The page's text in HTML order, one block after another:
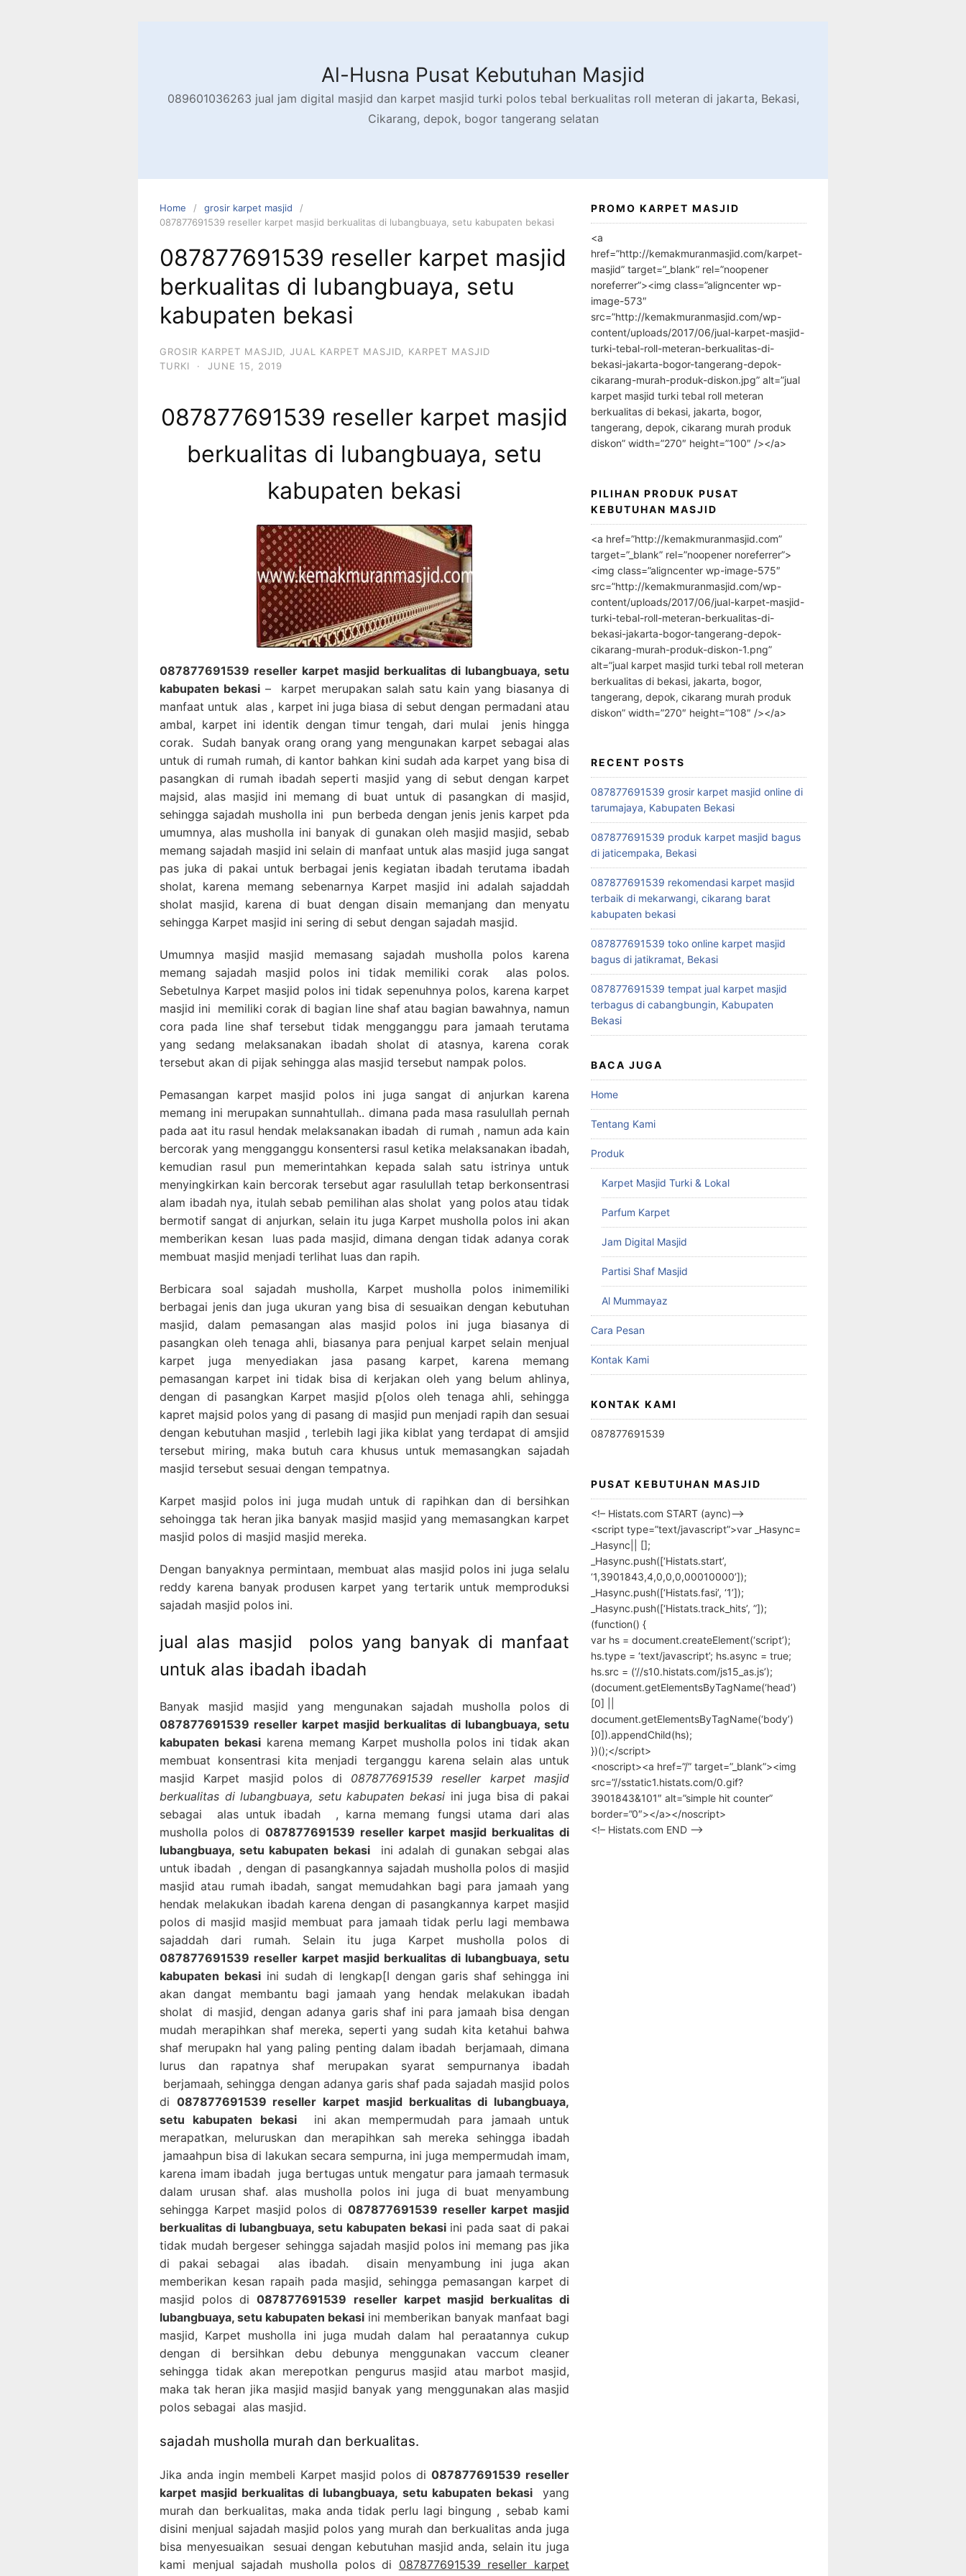
Al-Husna Pusat Kebutuhan Masjid
089601036263 jual jam digital masjid dan karpet masjid turki polos tebal berkualitas roll meteran di jakarta, Bekasi,
Cikarang, depok, bogor tangerang selatan
Home
grosir karpet masjid
087877691539 reseller karpet masjid berkualitas di lubangbuaya, setu kabupaten bekasi
087877691539 reseller karpet masjid
berkualitas di lubangbuaya, setu
kabupaten bekasi
GROSIR KARPET MASJID JUAL KARPET MASJID
KARPET MASJID
TURKI
· JUNE 15, 2019
087877691539 reseller karpet masjid
berkualitas di lubangbuaya, setu
kabupaten bekasi
087877691539 reseller karpet masjid berkualitas di lubangbuaya, setu
kabupaten bekasi– karpet merupakan salah satu kain yang biasanya di
manfaat untuk alas , karpet ini juga biasa di sebut dengan permadani atau
ambal, karpet ini identik dengan timur tengah, dari mulai jenis hingga
corak. Sudah banyak orang orang yang mengunakan karpet sebagai alas
untuk di rumah rumah, di kantor bahkan kini sudah ada karpet yang bisa di
pasangkan di rumah ibadah seperti masjid yang di sebut dengan karpet
majsid, alas masjid ini memang di buat untuk di pasangkan di masjid,
sehingga sajadah musholla ini pun berbeda dengan jenis jenis karpet pda
umumnya, alas musholla ini banyak di gunakan oleh masjid masjid, sebab
memang sajadah masjid ini selain di manfaat untuk alas masjid juga sangat
pas juka di pakai untuk berbagai jenis kegiatan ibadah terutama ibadah
sholat, karena memang sebenarnya Karpet masjid ini adalah sajaddah
sholat masjid, karena di buat dengan disain memanjang dan menyatu
sehingga Karpet masjid ini sering di sebut dengan sajadah masjid.
Umumnya masjid masjid memasang sajadah musholla polos karena
memang sajadah masjid polos ini tidak memiliki corak alas polos.
Sebetulnya Karpet masjid polos ini tidak sepenuhnya polos, karena karpet
masjid ini memiliki corak di bagian line shaf atau bagian bawahnya, namun
cora pada line shaf tersebut tidak mengganggu para jamaah terutama
yang sedang melaksanakan ibadah sholat di atasnya, karena corak
tersebut akan di pijak sehingga alas masjid tersebut nampak polos.
Pemasangan karpet masjid polos ini juga sangat di anjurkan karena
memang ini merupakan sunnahtullah.. dimana pada masa rasulullah pernah
pada aat itu rasul hendak melaksanakan ibadah di rumah , namun ada kain
bercorak yang mengganggu konsentersi rasul ketika melaksanakan ibadah,
kemudian rasul pun memerintahkan kepada salah satu istrinya untuk
menyingkirkan kain bercorak tersebut agar rasulullah tetap berkonsentrasi
alam ibadah nya, itulah sebab pemilihan alas sholat yang polos atau tidak
bermotif sangat di anjurkan, selain itu juga Karpet musholla polos ini akan
memberikan kesan luas pada masjid, dimana dengan tidak adanya corak
membuat masjid menjadi terlihat luas dan rapih.
Berbicara soal sajadah musholla, Karpet musholla polos inimemiliki
berbagai jenis dan juga ukuran yang bisa di sesuaikan dengan kebutuhan
masjid, dalam pemasangan alas masjid polos ini juga biasanya di
pasangkan oleh tenaga ahli, biasanya para penjual karpet selain menjual
karpet juga menyediakan jasa pasang karpet, karena memang
pemasangan karpet ini tidak bisa di kerjakan oleh yang belum ahlinya,
dengan di pasangkan Karpet masjid p[olos oleh tenaga ahli, sehingga
kapret majsid polos yang di pasang di masjid pun menjadi rapih dan sesuai
dengan kebutuhan masjid , terlebih lagi jika kiblat yang terdapat di amsjid
tersebut miring, maka butuh cara khusus untuk memasangkan sajadah
masjid tersebut sesuai dengan tempatnya.
Karpet masjid polos ini juga mudah untuk di rapihkan dan di bersihkan
sehoingga tak heran jika banyak masjid masjid yang memasangkan karpet
masjid polos di masjid masjid mereka.
Dengan banyaknya permintaan, membuat alas masjid polos ini juga selalu
reddy karena banyak produsen karpet yang tertarik untuk memproduksi
sajadah masjid polos ini.
jual alas masjid polos yang banyak di manfaat
untuk alas ibadah ibadah
Banyak masjid masjid yang mengunakan sajadah musholla polos di
087877691539 reseller karpet masjid berkualitas di lubangbuaya, setu
kabupaten bekasikarena memang Karpet musholla polos ini tidak akan
membuat konsentrasi kita menjadi terganggu karena selain alas untuk
masjid Karpet masjid polos di 087877691539 reseller karpet masjid
berkualitas di lubangbuaya, setu kabupaten bekasi ini juga bisa di pakai
sebagai alas untuk ibadah , karna memang fungsi utama dari alas
musholla polos di 087877691539 reseller karpet masjid berkualitas di
lubangbuaya, setu kabupaten bekasiini adalah di gunakan sebgai alas
untuk ibadah , dengan di pasangkannya sajadah musholla polos di masjid
masjid atau rumah ibadah, sangat memudahkan bagi para jamaah yang
hendak melakukan ibadah karena dengan di pasangkannya karpet masjid
polos di masjid masjid membuat para jamaah tidak perlu lagi membawa
sajaddah dari rumah. Selain itu juga Karpet musholla polos di
087877691539 reseller karpet masjid berkualitas di lubangbuaya, setu
kabupaten bekasi ini sudah di lengkap[I dengan garis shaf sehingga ini
akan dangat membantu bagi jamaah yang hendak melakukan ibadah
sholat di masjid, dengan adanya garis shaf ini para jamaah bisa dengan
mudah merapihkan shaf mereka, seperti yang sudah kita ketahui bahwa
shaf merupakn hal yang paling penting dalam ibadah berjamaah, dimana
lurus dan rapatnya shaf merupakan syarat sempurnanya ibadah
berjamaah, sehingga dengan adanya garis shaf pada sajadah masjid polos
di 087877691539 reseller karpet masjid berkualitas di lubangbuaya,
setu kabupaten bekasiini akan mempermudah para jamaah untuk
merapatkan, meluruskan dan merapihkan sah mereka sehingga ibadah
jamaahpun bisa di lakukan secara sempurna, ini juga mempermudah imam,
karena imam ibadah juga bertugas untuk mengatur para jamaah termasuk
dalam urusan shaf. alas musholla polos ini juga di buat menyambung
sehingga Karpet masjid polos di 087877691539 reseller karpet masjid
berkualitas di lubangbuaya, setu kabupaten bekasiini pada saat di pakai
tidak mudah bergeser sehingga sajadah masjid polos ini memang pas jika
di pakai sebagai alas ibadah. disain menyambung ini juga akan
memberikan kesan rapaih pada masjid, sehingga pemasangan karpet di
masjid polos di087877691539 reseller karpet masjid berkualitas di
lubangbuaya, setu kabupaten bekasi ini memberikan banyak manfaat bagi
masjid, Karpet musholla ini juga mudah dalam hal peraatannya cukup
dengan di bersihkan debu debunya menggunakan vaccum cleaner
sehingga tidak akan merepotkan pengurus masjid atau marbot masjid,
maka tak heran jika masjid masjid banyak yang menggunakan alas masjid
polos sebagai alas masjid.
sajadah musholla murah dan berkualitas.
Jika anda ingin membeli Karpet masjid polos di087877691539 reseller
karpet masjid berkualitas di lubangbuaya, setu kabupaten bekasiyang
murah dan berkualitas, maka anda tidak perlu lagi bingung , sebab kami
disini menjual sajadah masjid polos yang murah dan berkualitas anda juga
bisa menyesuaikan sesuai dengan kebutuhan masjid anda, selain itu juga
kami menjual sajadah musholla polos di 087877691539 reseller karpet
PROMO KARPET MASJID
<a
href=”http://kemakmuranmasjid.com/karpet-
masjid” target=”_blank” rel=”noopener
noreferrer”><img class=”aligncenter wp-
image-573″
src=”http://kemakmuranmasjid.com/wp-
content/uploads/2017/06/jual-karpet-masjid-
turki-tebal-roll-meteran-berkualitas-di-
bekasi-jakarta-bogor-tangerang-depok-
cikarang-murah-produk-diskon.jpg” alt=”jual
karpet masjid turki tebal roll meteran
berkualitas di bekasi, jakarta, bogor,
tangerang, depok, cikarang murah produk
diskon” width=”270″ height=”100″ /></a>
PILIHAN PRODUK PUSAT
KEBUTUHAN MASJID
<a href=”http://kemakmuranmasjid.com”
target=”_blank” rel=”noopener noreferrer”>
<img class=”aligncenter wp-image-575″
src=”http://kemakmuranmasjid.com/wp-
content/uploads/2017/06/jual-karpet-masjid-
turki-tebal-roll-meteran-berkualitas-di-
bekasi-jakarta-bogor-tangerang-depok-
cikarang-murah-produk-diskon-1.png”
alt=”jual karpet masjid turki tebal roll meteran
berkualitas di bekasi, jakarta, bogor,
tangerang, depok, cikarang murah produk
diskon” width=”270″ height=”108″ /></a>
RECENT POSTS
087877691539 grosir karpet masjid online di
tarumajaya, Kabupaten Bekasi
087877691539 produk karpet masjid bagus
di jaticempaka, Bekasi
087877691539 rekomendasi karpet masjid
terbaik di mekarwangi, cikarang barat
kabupaten bekasi
087877691539 toko online karpet masjid
bagus di jatikramat, Bekasi
087877691539 tempat jual karpet masjid
terbagus di cabangbungin, Kabupaten
Bekasi
BACA JUGA
Home
Tentang Kami
Produk
Karpet Masjid Turki & Lokal
Parfum Karpet
Jam Digital Masjid
Partisi Shaf Masjid
Al Mummayaz
Cara Pesan
Kontak Kami
KONTAK KAMI
087877691539
PUSAT KEBUTUHAN MASJID
<!– Histats.com START (aync)–>
<script type=”text/javascript”>var _Hasync=
_Hasync|| [];
_Hasync.push([‘Histats.start’,
‘1,3901843,4,0,0,0,00010000’]);
_Hasync.push([‘Histats.fasi’, ‘1’]);
_Hasync.push([‘Histats.track_hits’, ”]);
(function() {
var hs = document.createElement(‘script’);
hs.type = ‘text/javascript’; hs.async = true;
hs.src = (‘//s10.histats.com/js15_as.js’);
(document.getElementsByTagName(‘head’)
[0] ||
document.getElementsByTagName(‘body’)
[0]).appendChild(hs);
})();</script>
<noscript><a href=”/” target=”_blank”><img
src=”//sstatic1.histats.com/0.gif?
3901843&101″ alt=”simple hit counter”
border=”0″></a></noscript>
<!– Histats.com END –>